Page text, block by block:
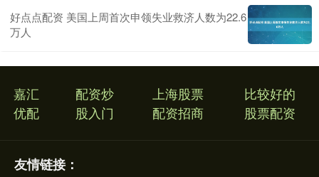
好点点配资 美国上周首次申领失业救济人数为22.6
万人
嘉汇
优配
配资炒
股入门
上海股票
配资招商
比较好的
股票配资
友情链接：